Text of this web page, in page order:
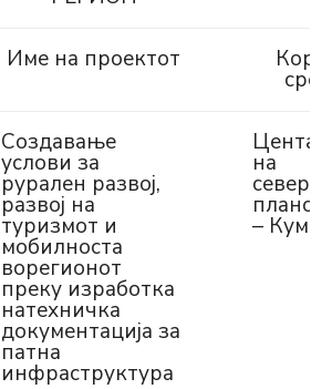
Име на проектот
Создавање
услови за
рурален развој,
развој на
туризмот и
мобилноста
ворегионот
преку изработка
натехничка
документација за
патна
инфраструктура
Центар
на
–